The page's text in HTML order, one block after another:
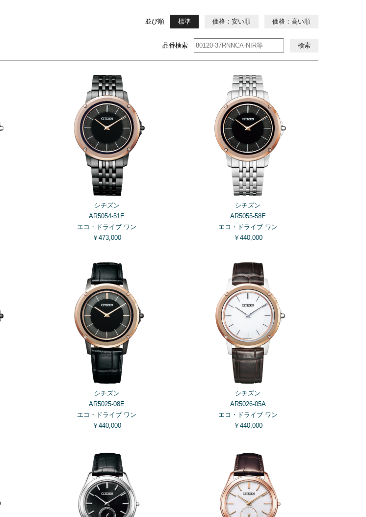
並び順 標準 価格：安い順 価格：高い順
品番検索 検索
シチズン
AR5054-51E
エコ・ドライブ ワン
￥473,000
シチズン
AR5055-58E
エコ・ドライブ ワン
￥440,000
シチズン
AR5025-08E
エコ・ドライブ ワン
￥440,000
シチズン
AR5026-05A
エコ・ドライブ ワン
￥440,000